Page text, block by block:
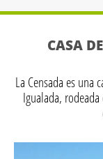
CASA
La Censada es una
Igualada,